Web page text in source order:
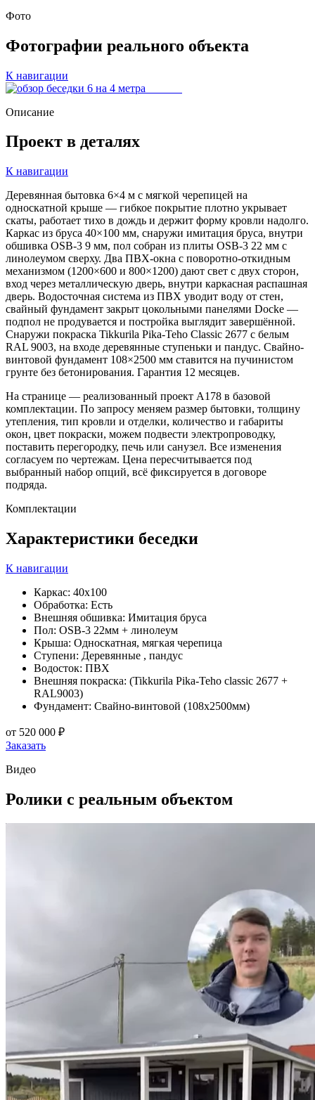
Фото
Фотографии реального объекта
К навигации
Описание
Проект в деталях
К навигации
Деревянная бытовка 6×4 м с мягкой черепицей на
односкатной крыше — гибкое покрытие плотно укрывает
скаты, работает тихо в дождь и держит форму кровли надолго.
Каркас из бруса 40×100 мм, снаружи имитация бруса, внутри
обшивка OSB-3 9 мм, пол собран из плиты OSB-3 22 мм с
линолеумом сверху. Два ПВХ-окна с поворотно-откидным
механизмом (1200×600 и 800×1200) дают свет с двух сторон,
вход через металлическую дверь, внутри каркасная распашная
дверь. Водосточная система из ПВХ уводит воду от стен,
свайный фундамент закрыт цокольными панелями Docke —
подпол не продувается и постройка выглядит завершённой.
Снаружи покраска Tikkurila Pika-Teho Classic 2677 с белым
RAL 9003, на входе деревянные ступеньки и пандус. Свайно-
винтовой фундамент 108×2500 мм ставится на пучинистом
грунте без бетонирования. Гарантия 12 месяцев.
На странице — реализованный проект А178 в базовой
комплектации. По запросу меняем размер бытовки, толщину
утепления, тип кровли и отделки, количество и габариты
окон, цвет покраски, можем подвести электропроводку,
поставить перегородку, печь или санузел. Все изменения
согласуем по чертежам. Цена пересчитывается под
выбранный набор опций, всё фиксируется в договоре
подряда.
Комплектации
Характеристики беседки
К навигации
Каркас: 40х100
Обработка: Есть
Внешняя обшивка: Имитация бруса
Пол: OSB-3 22мм + линолеум
Крыша: Односкатная, мягкая черепица
Ступени: Деревянные , пандус
Водосток: ПВХ
Внешняя покраска: (Tikkurila Pika-Teho classic 2677 +
RAL9003)
Фундамент: Свайно-винтовой (108х2500мм)
от 520 000 ₽
Заказать
Видео
Ролики с реальным объектом